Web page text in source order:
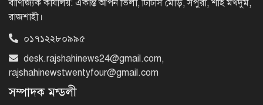
যাবে না: ভূমিমন্ত্রী
বাণিজ্যিক কার্যালয়: একান্ত আপন ভিলা, টিটিসি মোড়, সপুরা, শাহ মখদুম,
রাজশাহী।
০১৭১২২৮০৯৯৫
desk.rajshahinews24@gmail.com,
rajshahinewstwentyfour@gmail.com
সম্পাদক মন্ডলী